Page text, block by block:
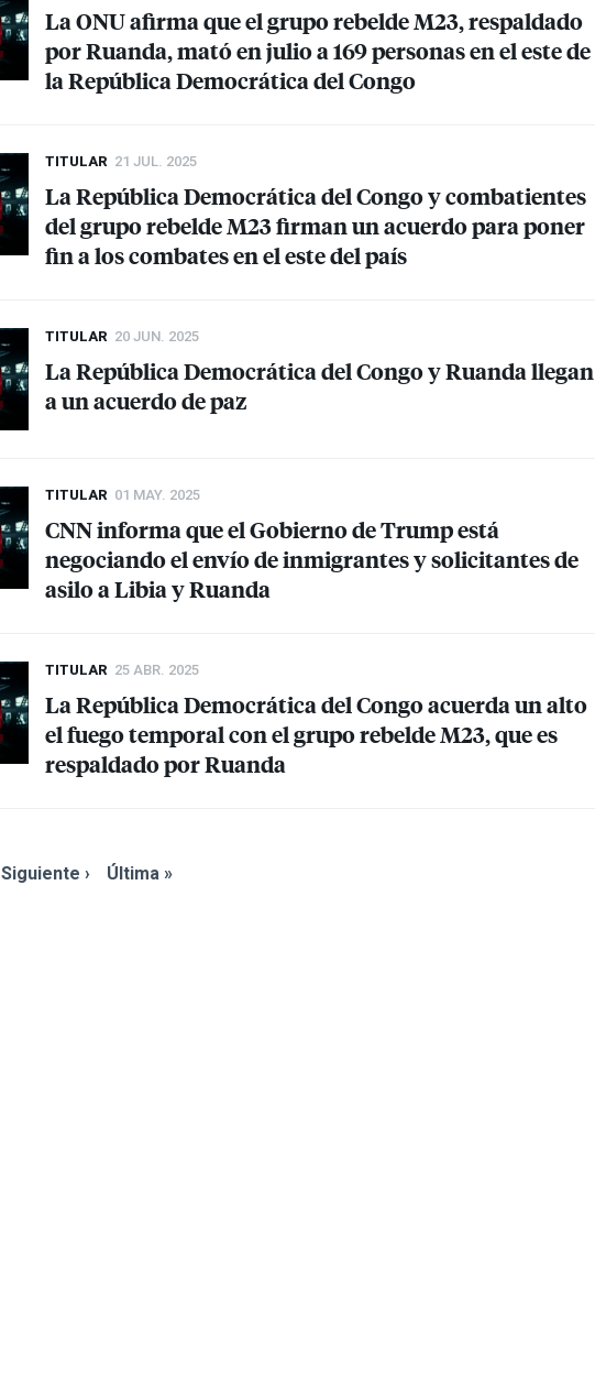
LaONUafirma que el grupo rebelde M23, respaldado
por Ruanda, mató en julio a 169 personas en el este de
la República Democrática del Congo
TITULAR 21 JUL. 2025
La República Democrática del Congo y combatientes
del grupo rebelde M23 firman un acuerdo para poner
fin a los combates en el este del país
TITULAR 20 JUN. 2025
La República Democrática del Congo y Ruanda llegan
a un acuerdo de paz
TITULAR 01 MAY. 2025
CNNinforma que el Gobierno de Trump está
negociando el envío de inmigrantes y solicitantes de
asilo a Libia y Ruanda
TITULAR 25 ABR. 2025
La República Democrática del Congo acuerda un alto
el fuego temporal con el grupo rebelde M23, que es
respaldado por Ruanda
Siguiente › Última »